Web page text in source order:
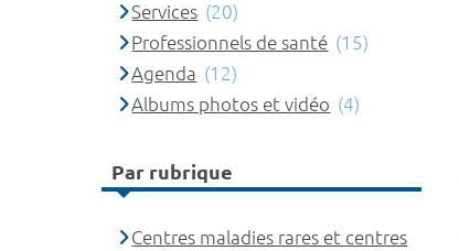
Services (20)
Professionnels de santé (15)
Agenda (12)
Albums photos et vidéo (4)
Par rubrique
Centres maladies rares et centres